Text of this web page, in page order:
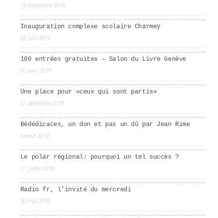
14 septembre 2019
Inauguration complexe scolaire Charmey
28 juin 2019
100 entrées gratuites – Salon du Livre Genève
30 avril 2019
Une place pour «ceux qui sont partis»
31 décembre 2018
Bédédicaces, un don et pas un dû par Jean Rime
3 août 2018
Le polar régional: pourquoi un tel succès ?
11 juillet 2018
Radio fr, l’invité du mercredi
30 mai 2018